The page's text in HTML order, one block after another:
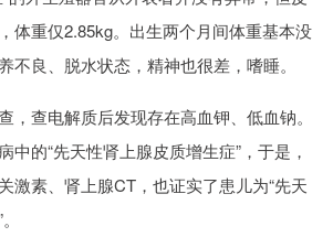
体重仅2.85kg。出生两个月间体重基本没
不良、脱水状态，精神也很差，嗜睡。
查电解质后发现存在高血钾、低血钠。
中的“先天性肾上腺皮质增生症”，于是，
激素、肾上腺CT，也证实了患儿为“先天